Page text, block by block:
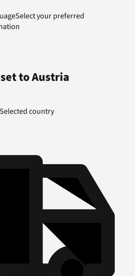
Select your preferred
toAustria
Selected country